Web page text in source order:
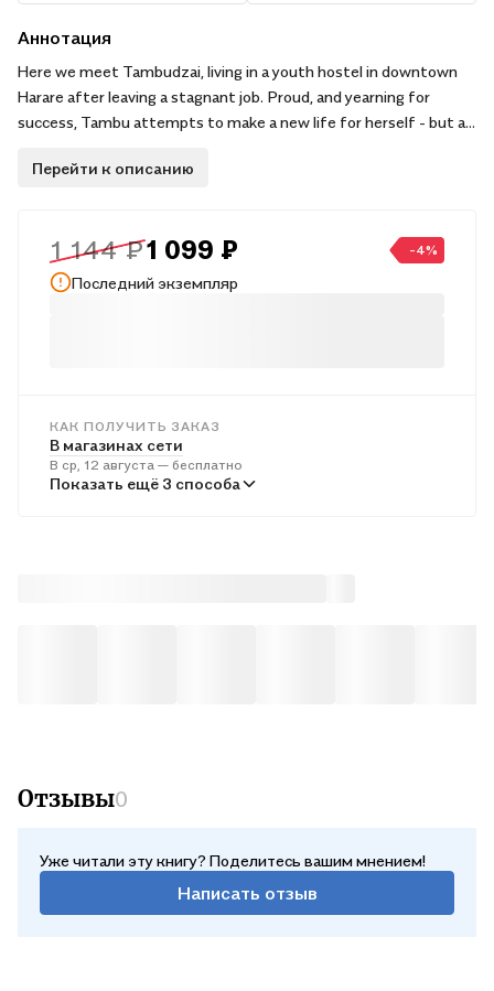
Аннотация
Here we meet Tambudzai, living in a youth hostel in downtown
Harare after leaving a stagnant job. Proud, and yearning for
success, Tambu attempts to make a new life for herself - but at
contrast between the future she imagined and her daily reality
In this tense and psychologically charged novel, Tsitsi
Dangarembga channels the hope and potential of one young girl
and a fledgling nation to lead us on a journey to discover where
Перейти к описанию
1 144 ₽1 099 ₽ -4%
Последний экземпляр
КАК ПОЛУЧИТЬ ЗАКАЗ
В магазинах сети
В ср, 12 августа — бесплатно
В пунктах выдачи
Показать ещё 3 способа
Отзывы0
Уже читали эту книгу? Поделитесь вашим мнением!
Написать отзыв